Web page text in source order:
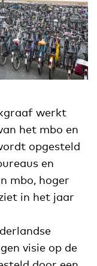
werkt
het mbo en
opgesteld
en
mbo, hoger
in het jaar
visie op de